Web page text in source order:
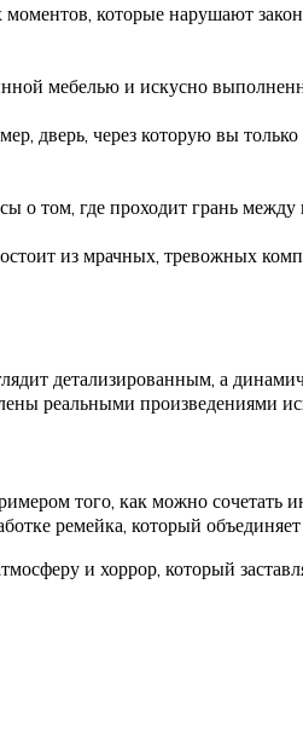
которые нарушают
мебелью и искусно
дверь, через которую вы
о том, где проходит грань
из мрачных, тревожных
детализированным, а
реальными произведениями
того, как можно сочетать
ремейка, который
и хоррор, который